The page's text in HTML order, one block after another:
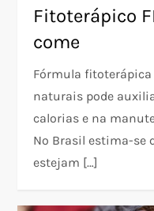
Fitoterápico
come
Fórmula
naturais pode
calorias e na
No Brasil estima-se
estejam […]